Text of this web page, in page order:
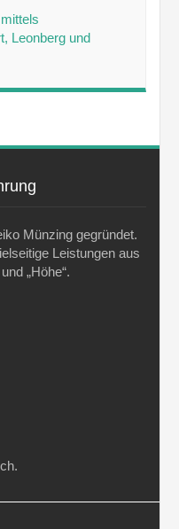
Leonberg und
Münzing gegründet.
Leistungen aus
„Höhe“.